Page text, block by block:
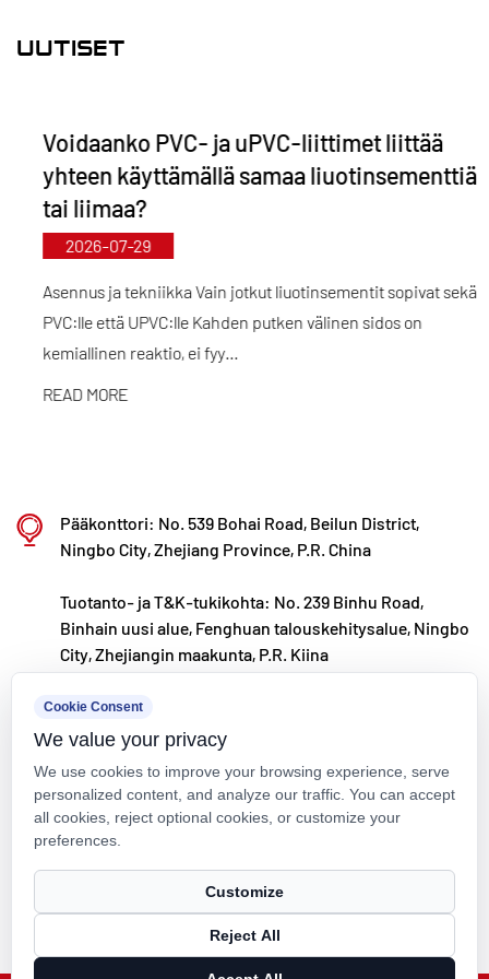
alalla.
lähes 10 miljoonaa RMB T&K-toimintaan.
Varmistamme tuotteiden erinomaisen laadun
standardoidun automatisoidun valmistuksen ja
tiukan tuontiraaka-aineiden hankinnan avulla.
Kansainvälisen kehitysstrategiamme mukaisesti
seuraamme jatkuvasti globaalien markkinoiden
kehitystä ja hyödynnämme digitaalisia kanavia
tuodaksemme korkealaatuisia "Made in China" -
Ltd. on investoinut yhteensä 200 miljoonaa RMB:tä,
yhteistyössä yliopistojen ja tutkimuslaitosten
kanssa, rakentanut nykyaikaisen tuotantokannan ja
asentanut 8 täysin automatisoitua tuotantolinjaa
modifioiduille muoveille ja 8
polymeerimateriaaleille. Laitos on omistettu uusien
modifioitujen muovien ja polymeerimateriaalien
tutkimukselle ja kehitykselle, tuotantoon ja
käyttöön. Kaixin on myös sitoutunut
houkuttelemaan huippuosaajia eri tieteenaloilla,
edistämään jatkuvasti tuoteinnovaatioita ja
tuotemerkkien kehitystä tavoitteenaan tulla
UUTISET
Voidaanko PVC- ja uPVC-liittimet liittää
yhteen käyttämällä samaa liuotinsementtiä
tai liimaa?
2026-07-29
Asennus ja tekniikka Vain jotkut liuotinsementit sopivat sekä
PVC:lle että UPVC:lle Kahden putken välinen sidos on
kemiallinen reaktio, ei fyy...
READ MORE
Pääkonttori: No. 539 Bohai Road, Beilun District,
Ningbo City, Zhejiang Province, P.R. China
Tuotanto- ja T&K-tukikohta: No. 239 Binhu Road,
Binhain uusi alue, Fenghuan talouskehitysalue, Ningbo
City, Zhejiangin maakunta, P.R. Kiina
kxpv@kxpv.com
+86-18067123177
Tekijänoikeus © Kaixin Pipeline Technologies Co., Ltd. Kaikki oikeudet
pidätetään.
Smart Cloud
Cookie Consent
We value your privacy
We use cookies to improve your browsing experience, serve
personalized content, and analyze our traffic. You can accept
all cookies, reject optional cookies, or customize your
preferences.
Customize
Reject All